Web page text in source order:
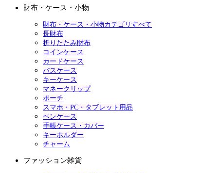
財布・ケース・小物
財布・ケース・小物カテゴリすべて
長財布
折りたたみ財布
コインケース
カードケース
パスケース
キーケース
マネークリップ
ポーチ
スマホ・PC・タブレット用品
ペンケース
手帳ケース・カバー
キーホルダー
チャーム
ファッション雑貨